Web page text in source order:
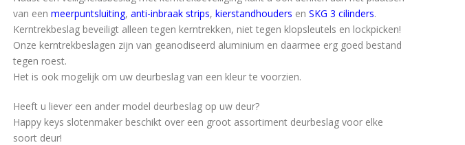
van een meerpuntsluiting, anti-inbraak strips, kierstandhouders en SKG 3 cilinders.
Kerntrekbeslag beveiligt alleen tegen kerntrekken, niet tegen klopsleutels en lockpicken!
Onze kerntrekbeslagen zijn van geanodiseerd aluminium en daarmee erg goed bestand
tegen roest.
Het is ook mogelijk om uw deurbeslag van een kleur te voorzien.
Heeft u liever een ander model deurbeslag op uw deur?
Happy keys slotenmaker beschikt over een groot assortiment deurbeslag voor elke
soort deur!